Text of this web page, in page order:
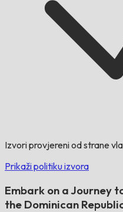
Izvori provjereni od strane
Prikaži politiku izvora
Embark on a Journey
the Dominican